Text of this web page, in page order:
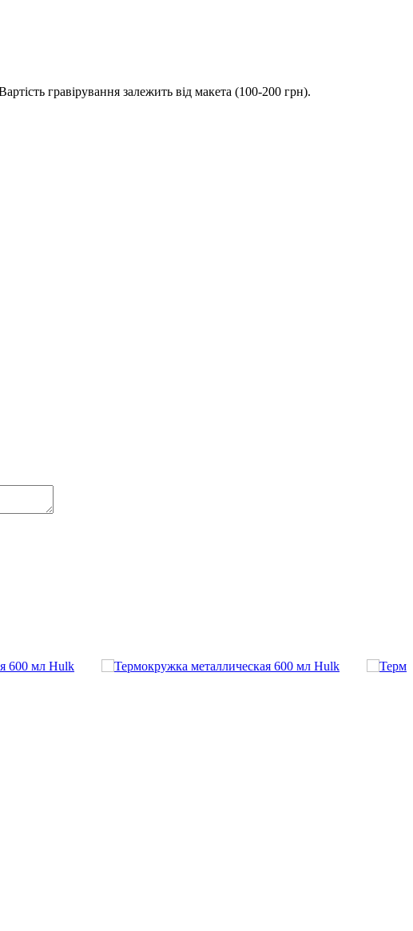
гравірування залежить від макета (100-200 грн).